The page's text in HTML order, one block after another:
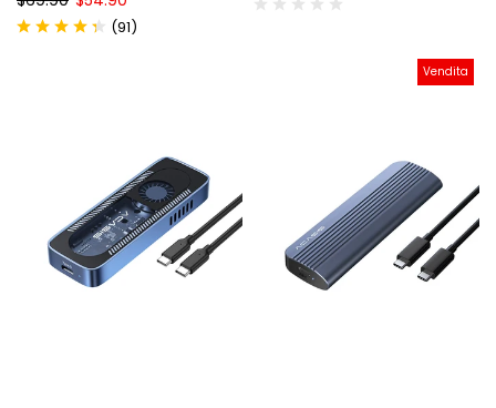
(91)
Vendita